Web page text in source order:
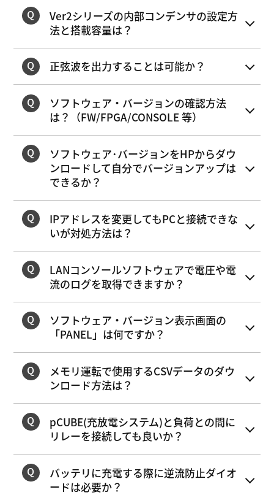
Ver2シリーズの内部コンデンサの設定方
法と搭載容量は？
正弦波を出力することは可能か？
ソフトウェア・バージョンの確認方法
は？（FW/FPGA/CONSOLE 等）
ソフトウェア･バージョンをHPからダウ
ンロードして自分でバージョンアップは
できるか？
IPアドレスを変更してもPCと接続できな
いが対処方法は？
LANコンソールソフトウェアで電圧や電
流のログを取得できますか？
ソフトウェア・バージョン表示画面の
「PANEL」は何ですか？
メモリ運転で使用するCSVデータのダウ
ンロード方法は？
pCUBE(充放電システム)と負荷との間に
リレーを接続しても良いか？
バッテリに充電する際に逆流防止ダイオ
ードは必要か？